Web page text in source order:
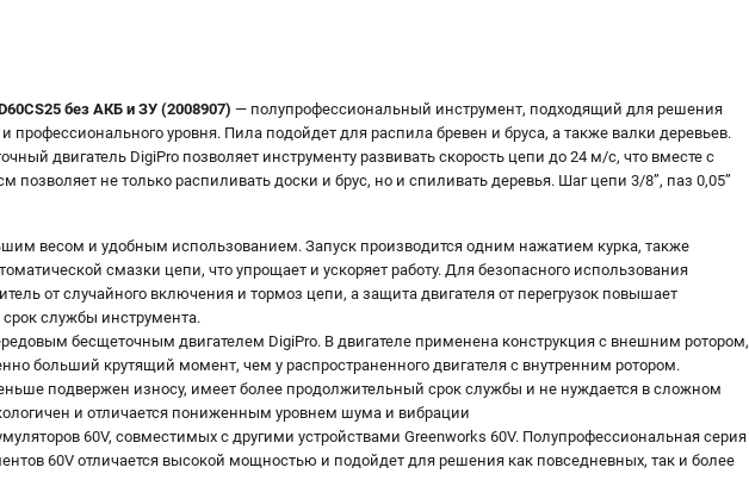
без АКБ и ЗУ (2008907) — полупрофессиональный инструмент, подходящий для решения
профессионального уровня. Пила подойдет для распила бревен и бруса, а также валки деревьев.
двигатель DigiPro позволяет инструменту развивать скорость цепи до 24 м/c, что вместе с
не только распиливать доски и брус, но и спиливать деревья. Шаг цепи 3/8”, паз 0,05”
весом и удобным использованием. Запуск производится одним нажатием курка, также
смазки цепи, что упрощает и ускоряет работу. Для безопасного использования
от случайного включения и тормоз цепи, а защита двигателя от перегрузок повышает
службы инструмента.
бесщеточным двигателем DigiPro. В двигателе применена конструкция с внешним ротором,
больший крутящий момент, чем у распространенного двигателя с внутренним ротором.
подвержен износу, имеет более продолжительный срок службы и не нуждается в сложном
и отличается пониженным уровнем шума и вибрации
60V, совместимых с другими устройствами Greenworks 60V. Полупрофессиональная серия
60V отличается высокой мощностью и подойдет для решения как повседневных, так и более